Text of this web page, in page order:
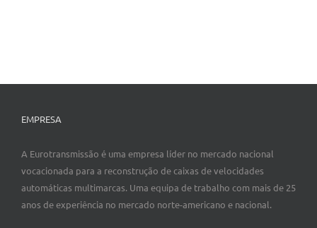
EMPRESA
A Eurotransmissão é uma empresa líder no mercado nacional
vocacionada para a reconstrução de caixas de velocidades
automáticas multimarcas. Uma equipa de trabalho com mais de 25
anos de experiência no mercado norte-americano e nacional.